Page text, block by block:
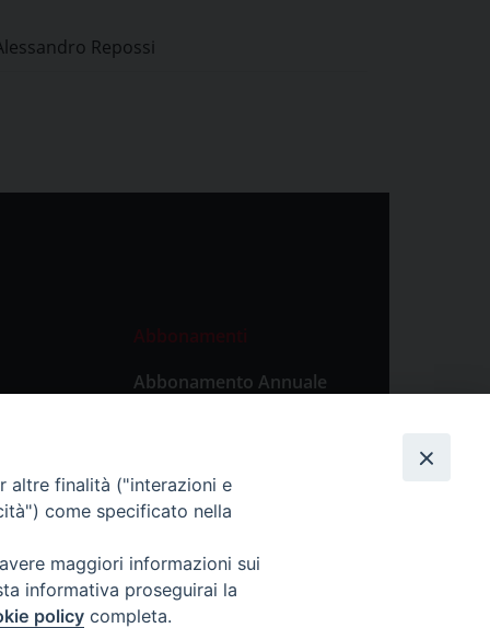
Repossi
Abbonamenti
Abbonamento Annuale
Abbonamento Singola
altre finalità ("interazioni e
come specificato nella
maggiori informazioni sui
informativa proseguirai la
policy completa.